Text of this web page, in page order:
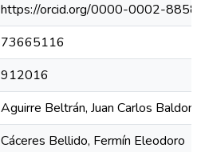
https://orcid.org/0000-0002-
73665116
912016
Aguirre Beltrán, Juan Carlos
Cáceres Bellido, Fermín Eleodoro